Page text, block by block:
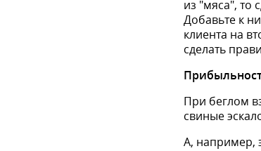
из "мяса", то
Добавьте к
клиента на
сделать
При беглом
свиные
А, например,